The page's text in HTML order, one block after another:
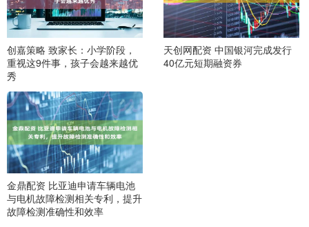
创嘉策略 致家长：小学阶段，
重视这9件事，孩子会越来越优
秀
天创网配资 中国银河完成发行
40亿元短期融资券
金鼎配资 比亚迪申请车辆电池
与电机故障检测相关专利，提升
故障检测准确性和效率